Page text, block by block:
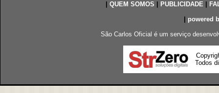
QUEM SOMOS PUBLICIDADE|
powered
São Carlos Oficial é um serviço
Todos